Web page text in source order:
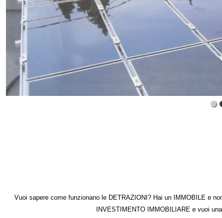
Vuoi sapere come funzionano le DETRAZIONI? Hai un IMMOBILE e
INVESTIMENTO IMMOBILIARE e vuoi